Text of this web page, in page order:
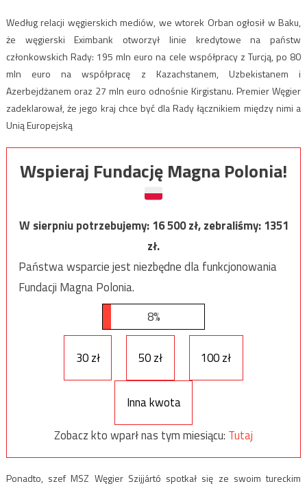
Według relacji węgierskich mediów, we wtorek Orban ogłosił w Baku,
że węgierski Eximbank otworzył linie kredytowe na państw
członkowskich Rady: 195 mln euro na cele współpracy z Turcją, po 80
mln euro na współpracę z Kazachstanem, Uzbekistanem i
Azerbejdżanem oraz 27 mln euro odnośnie Kirgistanu. Premier Węgier
zadeklarował, że jego kraj chce być dla Rady łącznikiem między nimi a
Unią Europejską
Wspieraj Fundację Magna Polonia!
W sierpniu potrzebujemy:16 500zł, zebraliśmy:1351
zł.
Państwa wsparcie jest niezbędne dla funkcjonowania
Fundacji Magna Polonia.
8%
30 zł 50 zł 100 zł
Inna kwota
Zobacz kto wparł nas tym miesiącu: Tutaj
Ponadto, szef MSZ Węgier Szijjártó spotkał się ze swoim tureckim